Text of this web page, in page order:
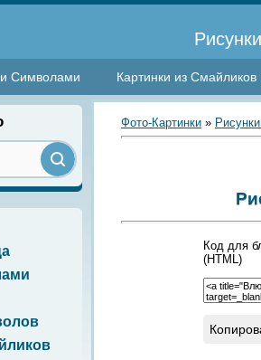
Символами Картинки из Смайликов
Фото-Картинки »
Код для
(HTML)